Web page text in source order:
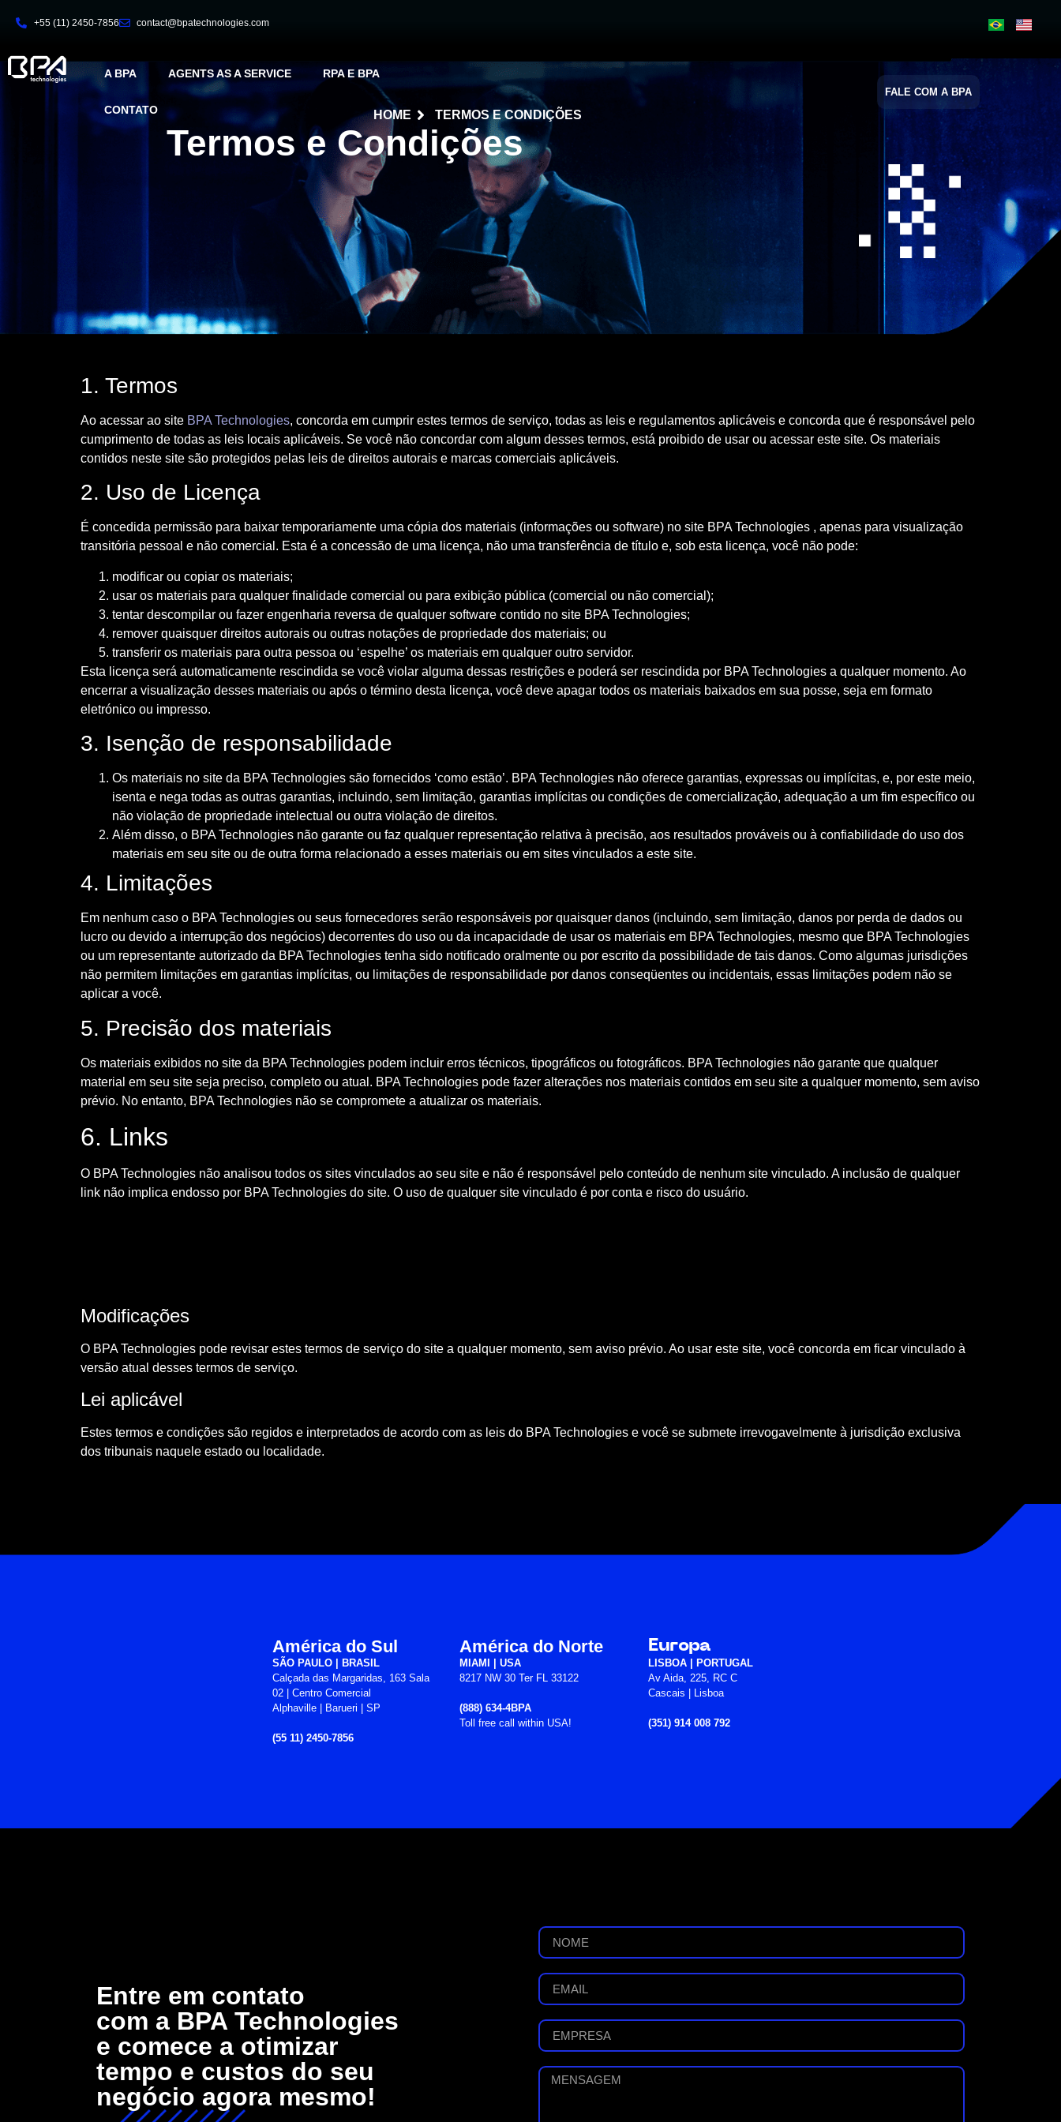
+55 (11) 2450-7856 contact@bpatechnologies.com
A BPA AGENTS AS A SERVICE RPA E BPA
CONTATO
FALE COM A BPA
HOME TERMOS E CONDIÇÕES
Termos e Condições
1. Termos
Ao acessar ao site BPA Technologies, concorda em cumprir estes termos de serviço, todas as leis e regulamentos aplicáveis ​​e concorda que é responsável pelo
cumprimento de todas as leis locais aplicáveis. Se você não concordar com algum desses termos, está proibido de usar ou acessar este site. Os materiais
contidos neste site são protegidos pelas leis de direitos autorais e marcas comerciais aplicáveis.
2. Uso de Licença
É concedida permissão para baixar temporariamente uma cópia dos materiais (informações ou software) no site BPA Technologies , apenas para visualização
transitória pessoal e não comercial. Esta é a concessão de uma licença, não uma transferência de título e, sob esta licença, você não pode:
modificar ou copiar os materiais;
usar os materiais para qualquer finalidade comercial ou para exibição pública (comercial ou não comercial);
tentar descompilar ou fazer engenharia reversa de qualquer software contido no site BPA Technologies;
remover quaisquer direitos autorais ou outras notações de propriedade dos materiais; ou
transferir os materiais para outra pessoa ou ‘espelhe’ os materiais em qualquer outro servidor.
Esta licença será automaticamente rescindida se você violar alguma dessas restrições e poderá ser rescindida por BPA Technologies a qualquer momento. Ao
encerrar a visualização desses materiais ou após o término desta licença, você deve apagar todos os materiais baixados em sua posse, seja em formato
eletrónico ou impresso.
3. Isenção de responsabilidade
Os materiais no site da BPA Technologies são fornecidos ‘como estão’. BPA Technologies não oferece garantias, expressas ou implícitas, e, por este meio,
isenta e nega todas as outras garantias, incluindo, sem limitação, garantias implícitas ou condições de comercialização, adequação a um fim específico ou
não violação de propriedade intelectual ou outra violação de direitos.
Além disso, o BPA Technologies não garante ou faz qualquer representação relativa à precisão, aos resultados prováveis ​​ou à confiabilidade do uso dos
materiais em seu site ou de outra forma relacionado a esses materiais ou em sites vinculados a este site.
4. Limitações
Em nenhum caso o BPA Technologies ou seus fornecedores serão responsáveis ​​por quaisquer danos (incluindo, sem limitação, danos por perda de dados ou
lucro ou devido a interrupção dos negócios) decorrentes do uso ou da incapacidade de usar os materiais em BPA Technologies, mesmo que BPA Technologies
ou um representante autorizado da BPA Technologies tenha sido notificado oralmente ou por escrito da possibilidade de tais danos. Como algumas jurisdições
não permitem limitações em garantias implícitas, ou limitações de responsabilidade por danos conseqüentes ou incidentais, essas limitações podem não se
aplicar a você.
5. Precisão dos materiais
Os materiais exibidos no site da BPA Technologies podem incluir erros técnicos, tipográficos ou fotográficos. BPA Technologies não garante que qualquer
material em seu site seja preciso, completo ou atual. BPA Technologies pode fazer alterações nos materiais contidos em seu site a qualquer momento, sem aviso
prévio. No entanto, BPA Technologies não se compromete a atualizar os materiais.
6. Links
O BPA Technologies não analisou todos os sites vinculados ao seu site e não é responsável pelo conteúdo de nenhum site vinculado. A inclusão de qualquer
link não implica endosso por BPA Technologies do site. O uso de qualquer site vinculado é por conta e risco do usuário.
Modificações
O BPA Technologies pode revisar estes termos de serviço do site a qualquer momento, sem aviso prévio. Ao usar este site, você concorda em ficar vinculado à
versão atual desses termos de serviço.
Lei aplicável
Estes termos e condições são regidos e interpretados de acordo com as leis do BPA Technologies e você se submete irrevogavelmente à jurisdição exclusiva
dos tribunais naquele estado ou localidade.
América do Sul
SÃO PAULO | BRASIL
Calçada das Margaridas, 163 Sala
02 | Centro Comercial
Alphaville | Barueri | SP
(55 11) 2450-7856
América do Norte
MIAMI | USA
8217 NW 30 Ter FL 33122
(888) 634-4BPA
Toll free call within USA!
Europa
LISBOA | PORTUGAL
Av Aida, 225, RC C
Cascais | Lisboa
(351) 914 008 792
Entre em contato
com a BPA Technologies
e comece a otimizar
tempo e custos do seu
negócio agora mesmo!